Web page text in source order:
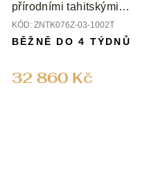
přírodními tahitskými
perlami a přírodními
diamanty
KÓD: ZNTK076Z-03-1002T
32 860 Kč
BĚŽNĚ DO 4 TÝDNŮ